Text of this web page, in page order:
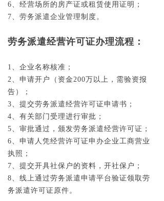
6、经营场所的房产证或租赁使用证明；
7、劳务派遣企业管理制度。
劳务派遣经营许可证办理流程：
1、企业名称核准；
2、申请开户（资金200万以上，需验资报
告）；
3、提交劳务派遣经营许可证申请书；
4、有关部门受理进行审批；
5、审批通过，颁发劳务派遣经营许可证；
6、申请人凭经营许可证申办企业工商营业
执照；
7、提交开具社保户的资料，开社保户；
8、线上通过劳务派遣申请平台验证领取劳
务派遣许可证原件。